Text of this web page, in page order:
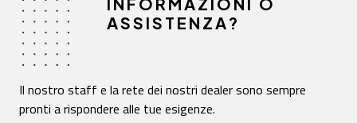
ASSISTENZA?
Il nostro staff e la rete dei nostri dealer sono sempre
pronti a rispondere alle tue esigenze.